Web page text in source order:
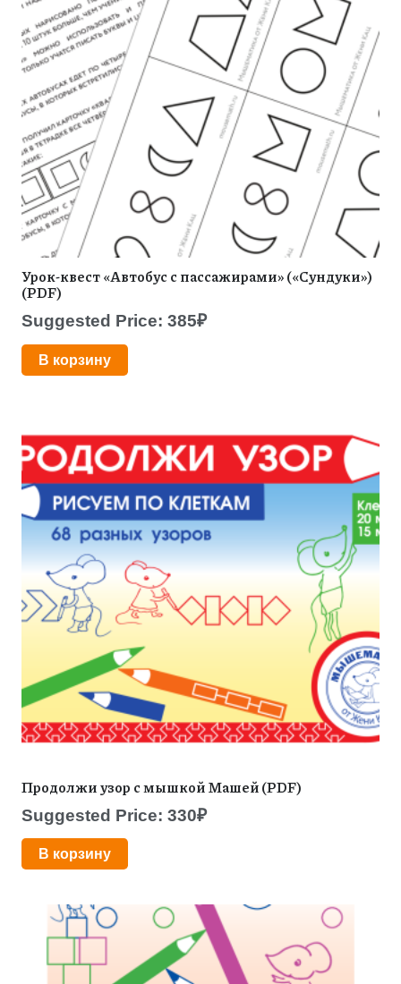
Урок-квест «Автобус с пассажирами» («Сундуки»)
(PDF)
Suggested Price: 385₽
В корзину
Продолжи узор с мышкой Машей (PDF)
Suggested Price: 330₽
В корзину